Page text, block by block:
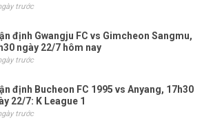
trước
định Gwangju FC vs Gimcheon Sangmu,
ngày 22/7 hôm nay
trước
định Bucheon FC 1995 vs Anyang, 17h30
22/7: K League 1
trước